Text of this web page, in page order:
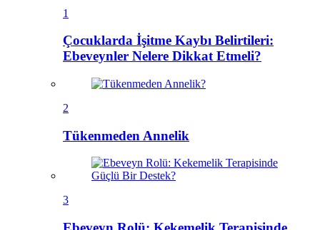
1
Çocuklarda İşitme Kaybı Belirtileri:
Ebeveynler Nelere Dikkat Etmeli?
2
Tükenmeden Annelik
3